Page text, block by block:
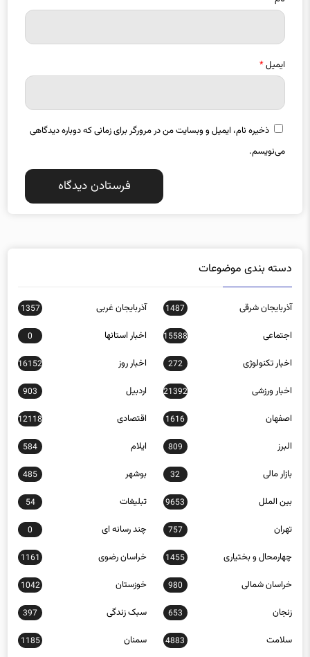
ایمیل*
ذخیره نام، ایمیل و وبسایت من در مرورگر برای زمانی که دوباره دیدگاهی
می‌نویسم.
آذربایجان شرقی
اجتماعی 15588 اخبار استانها 0
اخبار تکنولوژی 272 اخبار روز 16152
اخبار ورزشی 21392 اردبیل 903
اصفهان 1616 اقتصادی 12118
البرز 809 ایلام 584
بازار مالی 32 بوشهر 485
بین الملل 9653 تبلیغات 54
تهران 757 چند رسانه ای 0
چهارمحال و بختیاری 1455 خراسان رضوی 1161
خراسان شمالی 980 خوزستان 1042
زنجان 653 سبک زندگی 397
سلامت 4883 سمنان 1185
سیاسی 12668 سیستان و بلوچستان 491